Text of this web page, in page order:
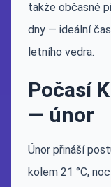
takže občasné
dny — ideální
letního vedra.
Počasí
— únor
Únor přináší
kolem 21 °C,